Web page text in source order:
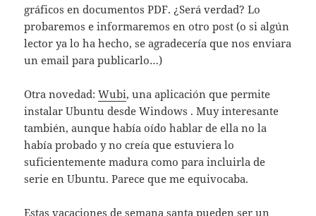
gráficos en documentos PDF. ¿Será verdad? Lo
probaremos e informaremos en otro post (o si algún
lector ya lo ha hecho, se agradecería que nos enviara
un email para publicarlo…)
Otra novedad:Wubi, una aplicación que permite
instalar Ubuntu desde Windows . Muy interesante
también, aunque había oído hablar de ella no la
había probado y no creía que estuviera lo
suficientemente madura como para incluirla de
serie en Ubuntu. Parece que me equivocaba.
Estas vacaciones de semana santa pueden ser un